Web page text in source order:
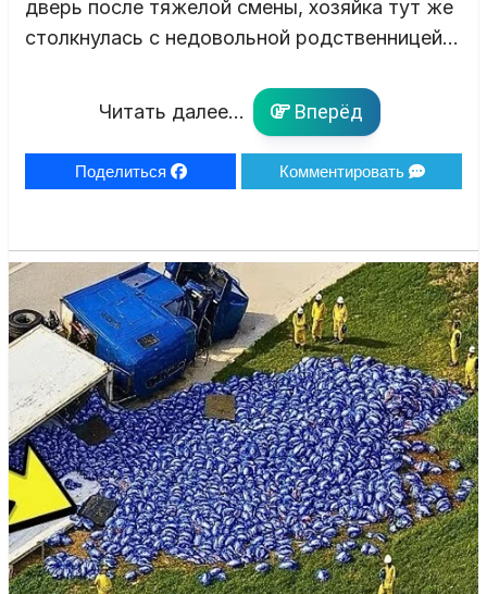
дверь после тяжелой смены, хозяйка тут же
столкнулась с недовольной родственницей…
Читать далее... Вперёд
Поделиться Комментировать